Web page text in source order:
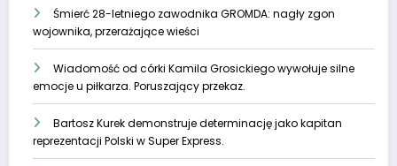
Śmierć 28-letniego zawodnika GROMDA: nagły zgon
wojownika, przerażające wieści
Wiadomość od córki Kamila Grosickiego wywołuje silne
emocje u piłkarza. Poruszający przekaz.
Bartosz Kurek demonstruje determinację jako kapitan
reprezentacji Polski w Super Express.